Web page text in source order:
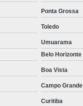
Ponta Grossa
Toledo
Umuarama
Belo Horizonte
Boa Vista
Campo Grande
Curitiba